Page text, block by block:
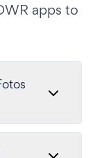
apps to